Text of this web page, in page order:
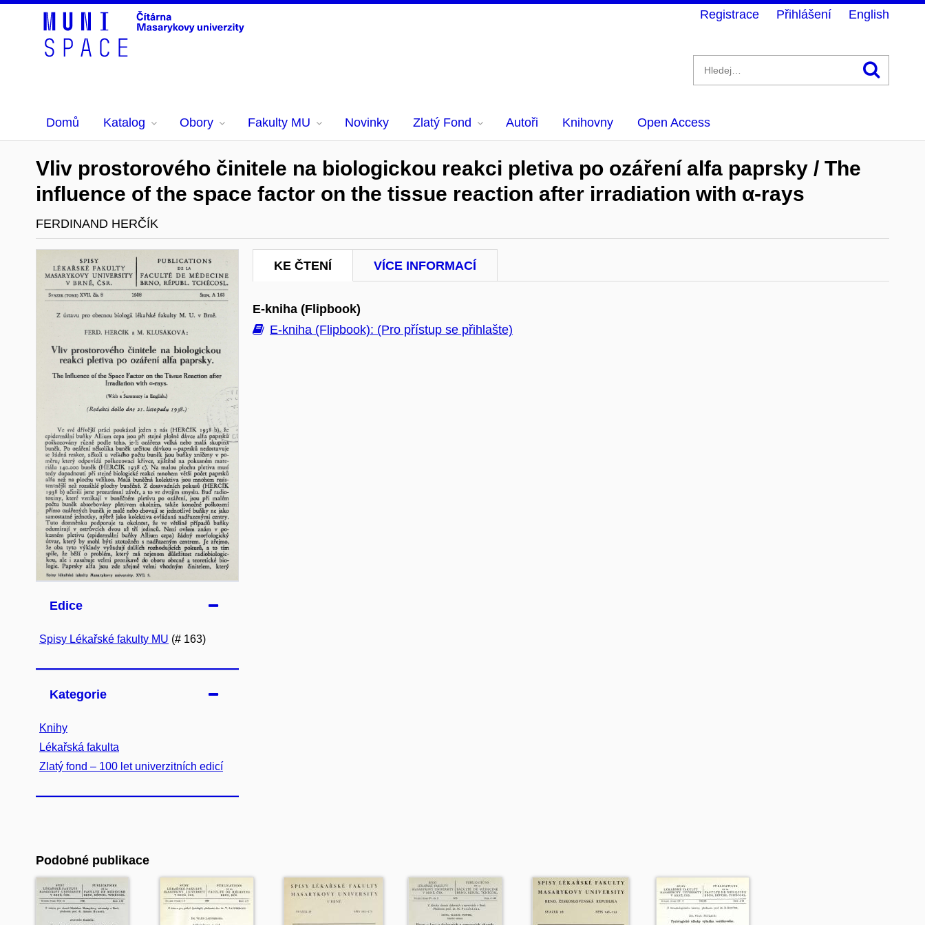
Domů Katalog Obory Fakulty MU Novinky Zlatý Fond Autoři Knihovny Open Access
Registrace Přihlášení English
Vliv prostorového činitele na biologickou reakci pletiva po ozáření alfa paprsky / The
influence of the space factor on the tissue reaction after irradiation with α-rays
FERDINAND HERČÍK
Edice
Spisy Lékařské fakulty MU (# 163)
Kategorie
Knihy
Lékařská fakulta
Zlatý fond – 100 let univerzitních edicí
KE ČTENÍ VÍCE INFORMACÍ
E-kniha (Flipbook)
E-kniha (Flipbook): (Pro přístup se přihlašte)
Podobné publikace